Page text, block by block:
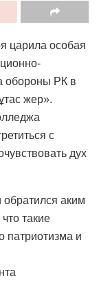
царила особая
обороны РК в
жер».
с
дух
аким
такие
патриотизма и